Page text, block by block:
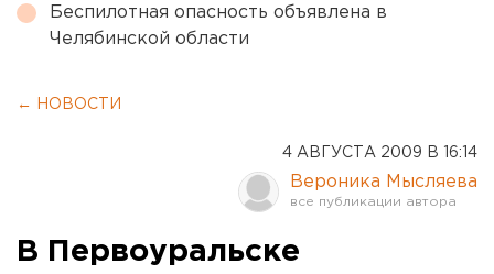
Беспилотная опасность объявлена в
Челябинской области
← НОВОСТИ
4 АВГУСТА 2009 В 16:14
Вероника Мысляева
В Первоуральске